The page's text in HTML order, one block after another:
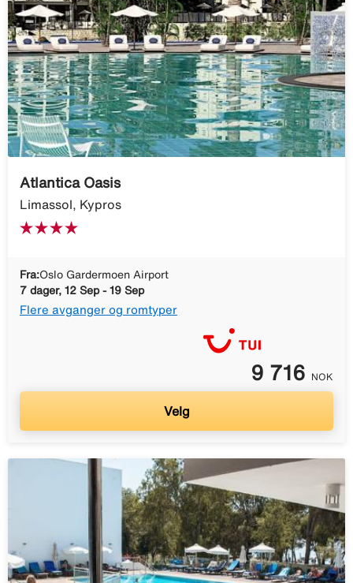
Atlantica Oasis
Limassol, Kypros
Fra:Oslo Gardermoen Airport
7 dager, 12 Sep - 19 Sep
Flere avganger og romtyper
9 716 NOK
Velg